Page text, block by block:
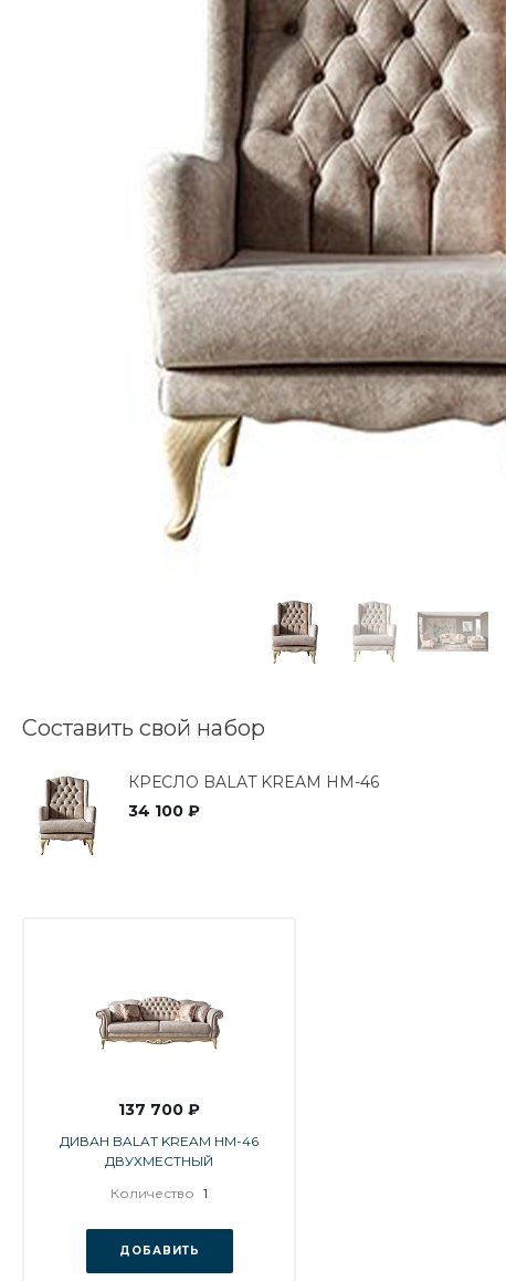
Составить свой набор
КРЕСЛО BALAT KREAM HM-46
34 100 ₽
137 700 ₽
ДИВАН BALAT KREAM HM-46
ДВУХМЕСТНЫЙ
Количество 1
ДОБАВИТЬ